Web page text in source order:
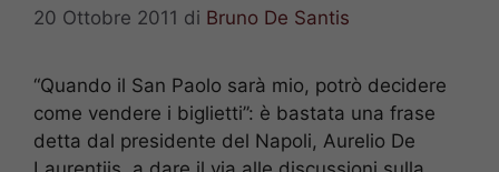
20 Ottobre 2011 di Bruno De Santis
“Quando il San Paolo sarà mio, potrò decidere
come vendere i biglietti”: è bastata una frase
detta dal presidente del Napoli, Aurelio De